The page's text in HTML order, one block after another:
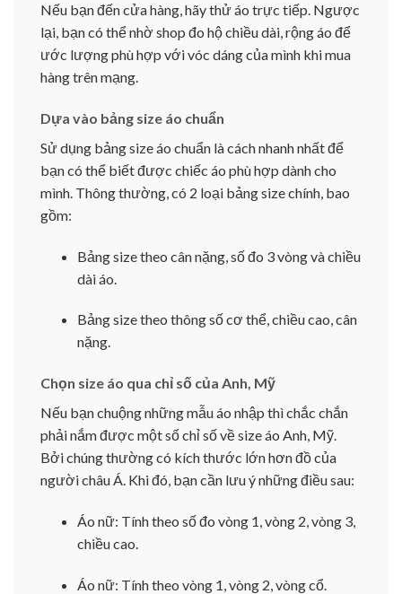
Nếu bạn đến cửa hàng, hãy thử áo trực tiếp. Ngược
lại, bạn có thể nhờ shop đo hộ chiều dài, rộng áo để
ước lượng phù hợp với vóc dáng của mình khi mua
hàng trên mạng.
Dựa vào bảng size áo chuẩn
Sử dụng bảng size áo chuẩn là cách nhanh nhất để
bạn có thể biết được chiếc áo phù hợp dành cho
mình. Thông thường, có 2 loại bảng size chính, bao
gồm:
Bảng size theo cân nặng, số đo 3 vòng và chiều
dài áo.
Bảng size theo thông số cơ thể, chiều cao, cân
nặng.
Chọn size áo qua chỉ số của Anh, Mỹ
Nếu bạn chuộng những mẫu áo nhập thì chắc chắn
phải nắm được một số chỉ số về size áo Anh, Mỹ.
Bởi chúng thường có kích thước lớn hơn đồ của
người châu Á. Khi đó, bạn cần lưu ý những điều sau:
Áo nữ: Tính theo số đo vòng 1, vòng 2, vòng 3,
chiều cao.
Áo nữ: Tính theo vòng 1, vòng 2, vòng cổ.